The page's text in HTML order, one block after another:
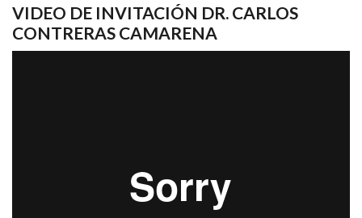
VIDEO DE INVITACIÓN DR. CARLOS
CONTRERAS CAMARENA